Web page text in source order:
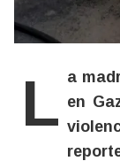
La madrugada de hoy se tiñó de tragedia en